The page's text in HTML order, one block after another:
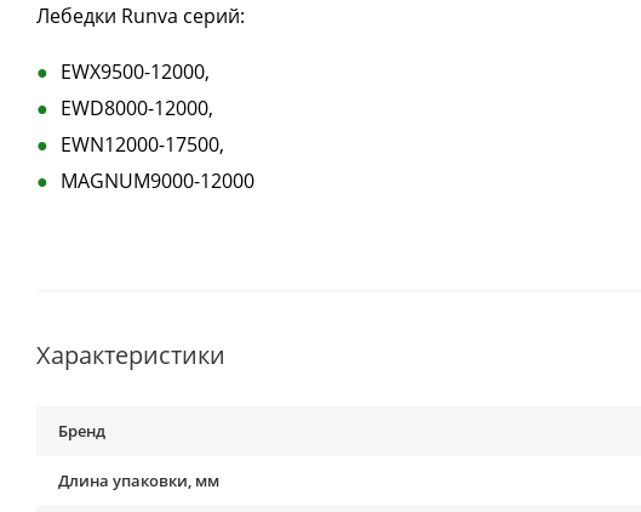
Лебедки Runva серий:
EWX9500-12000,
EWD8000-12000,
EWN12000-17500,
MAGNUM9000-12000
Характеристики
Бренд
Длина упаковки, мм